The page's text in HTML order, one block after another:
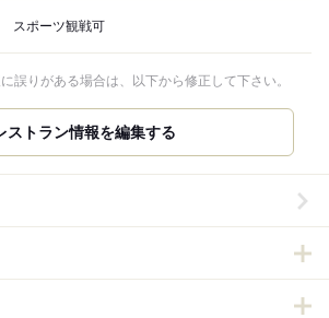
スポーツ観戦可
誤りがある場合は、以下から修正して下さい。
ストラン情報を編集する